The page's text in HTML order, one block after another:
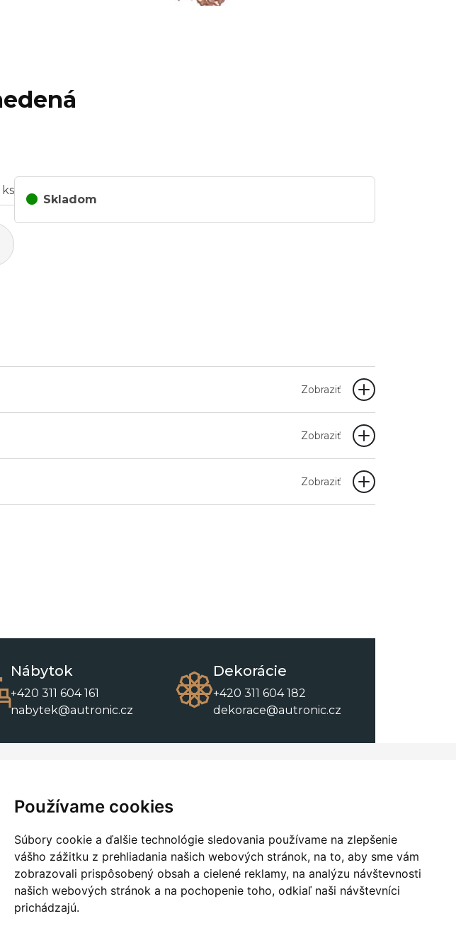
Používame cookies
Súbory cookie a ďalšie technológie sledovania používame na zlepšenie
vášho zážitku z prehliadania našich webových stránok, na to, aby sme vám
zobrazovali prispôsobený obsah a cielené reklamy, na analýzu návštevnosti
našich webových stránok a na pochopenie toho, odkiaľ naši návštevníci
prichádzajú.
ks
Skladom
Zobraziť
Zobraziť
Zobraziť
Nábytok
+420 311 604 161
nabytek@autronic.cz
Dekorácie
+420 311 604 182
dekorace@autronic.cz
Kontakty